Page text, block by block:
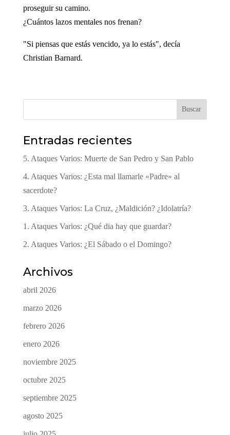
proseguir su camino.
¿Cuántos lazos mentales nos frenan?
"Si piensas que estás vencido, ya lo estás", decía
Christian Barnard.
Buscar
Entradas recientes
5. Ataques Varios: Muerte de San Pedro y San Pablo
4. Ataques Varios: ¿Esta mal llamarle «Padre» al
sacerdote?
3. Ataques Varios: La Cruz, ¿Maldición? ¿Idolatría?
1. Ataques Varios: ¿Qué dia hay que guardar?
2. Ataques Varios: ¿El Sábado o el Domingo?
Archivos
abril 2026
marzo 2026
febrero 2026
enero 2026
noviembre 2025
octubre 2025
septiembre 2025
agosto 2025